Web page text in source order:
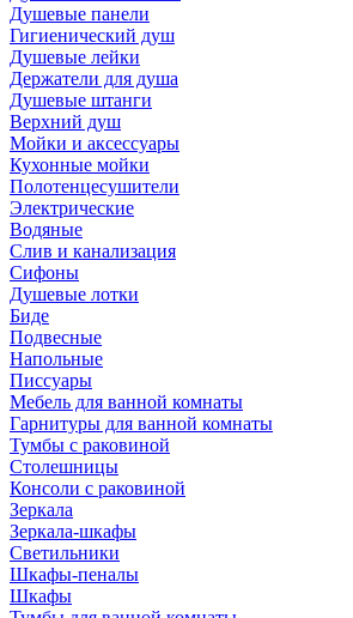
Душевые панели
Гигиенический душ
Душевые лейки
Держатели для душа
Душевые штанги
Верхний душ
Мойки и аксессуары
Кухонные мойки
Полотенцесушители
Электрические
Водяные
Слив и канализация
Сифоны
Душевые лотки
Биде
Подвесные
Напольные
Писсуары
Мебель для ванной комнаты
Гарнитуры для ванной комнаты
Тумбы с раковиной
Столешницы
Консоли с раковиной
Зеркала
Зеркала-шкафы
Светильники
Шкафы-пеналы
Шкафы